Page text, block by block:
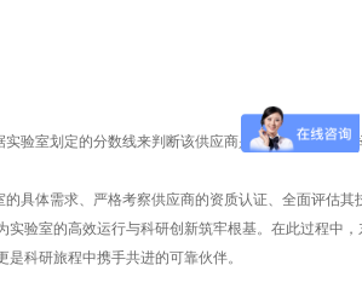
验室划定的分数线来判断该供应商是否合格或择优选
具体需求、严格考察供应商的资质认证、全面评估其
验室的高效运行与科研创新筑牢根基。在此过程中
科研旅程中携手共进的可靠伙伴。